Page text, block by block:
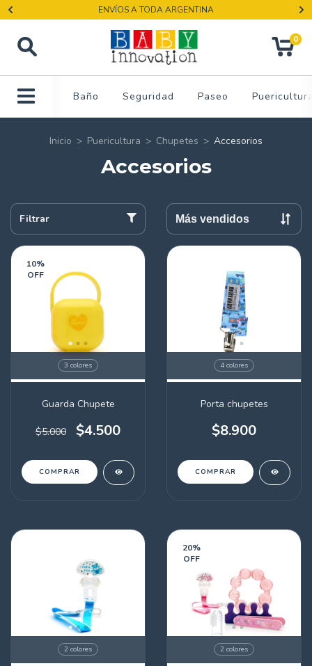
ENVÍOS A TODA ARGENTINA
0
Baño Seguridad Paseo
Inicio > Puericultura > Chupetes > Accesorios
Accesorios
Filtrar
10%
OFF
3 colores
Guarda Chupete
$5.000 $4.500
COMPRAR
4 colores
Porta chupetes
$8.900
COMPRAR
2 colores
20%
OFF
2 colores